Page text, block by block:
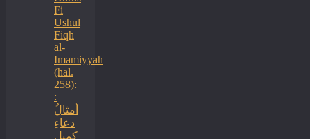
Fi
Ushul
Fiqh
al-
Imamiyyah
(hal.
258):
:
أمثالُ
دعاءِ
كميلِ